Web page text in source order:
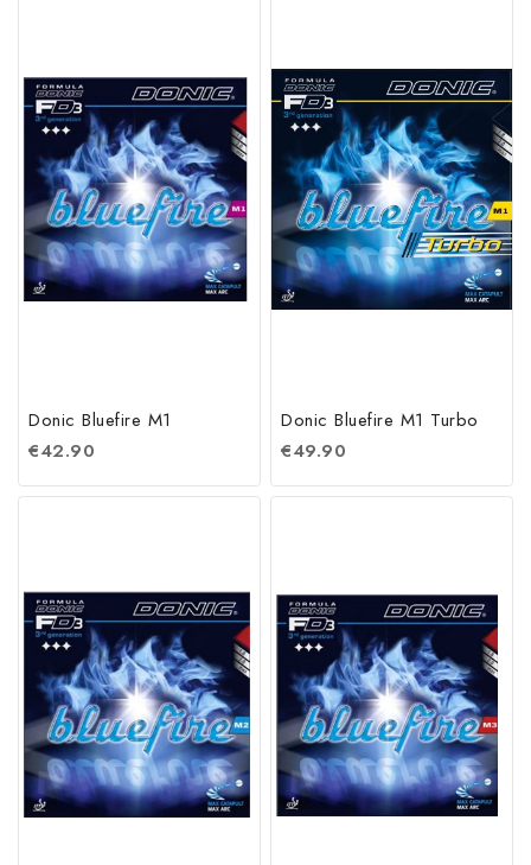
Donic Bluefire M1
€42.90
Donic Bluefire M1 Turbo
€49.90